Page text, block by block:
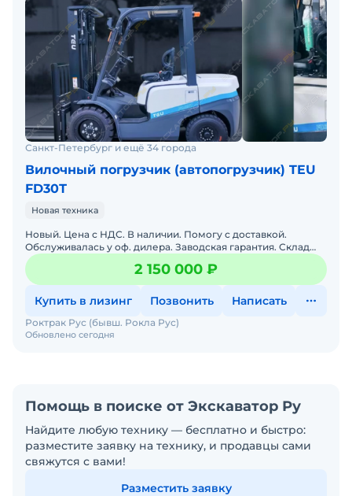
Санкт-Петербург и ещё 34 города
Вилочный погрузчик (автопогрузчик) TEU
FD30Т
Новая техника
Новый. Цена с НДС. В наличии. Помогу с доставкой.
Обслуживалась у оф. дилера. Заводская гарантия. Склад
запасных частей. Сервисная горячая линия. Полная
докумен
2 150 000 ₽
Купить в лизинг Позвонить Написать
Обновлено сегодня
Роктрак Рус (бывш. Рокла Рус)
Помощь в поиске от Экскаватор Ру
Найдите любую технику — бесплатно и быстро:
разместите заявку на технику, и продавцы сами
свяжутся с вами!
Разместить заявку